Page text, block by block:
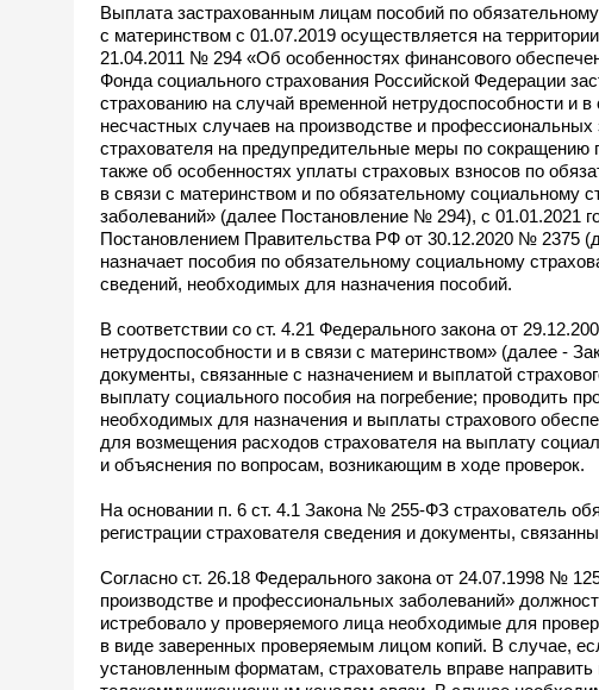
Выплата застрахованным лицам пособий по
с материнством с 01.07.2019 осуществляется на
21.04.2011 № 294 «Об особенностях финансового
Фонда социального страхования Российской Федерации
страхованию на случай временной нетрудоспособности и
несчастных случаев на производстве и
страхователя на предупредительные меры по сокращению
также об особенностях уплаты страховых взносов по
в связи с материнством и по обязательному социальному
заболеваний» (далее Постановление № 294), с 01.01.2021
Постановлением Правительства РФ от 30.12.2020 № 2375
назначает пособия по обязательному социальному
сведений, необходимых для назначения пособий.
В соответствии со ст. 4.21 Федерального закона от
нетрудоспособности и в связи с материнством» (далее -
документы, связанные с назначением и выплатой
выплату социального пособия на погребение; проводить
необходимых для назначения и выплаты страхового
для возмещения расходов страхователя на выплату
и объяснения по вопросам, возникающим в ходе проверок.
На основании п. 6 ст. 4.1 Закона № 255-ФЗ страхователь
регистрации страхователя сведения и документы,
Согласно ст. 26.18 Федерального закона от 24.07.1998 №
производстве и профессиональных заболеваний»
истребовало у проверяемого лица необходимые для
в виде заверенных проверяемым лицом копий. В случае,
установленным форматам, страхователь вправе